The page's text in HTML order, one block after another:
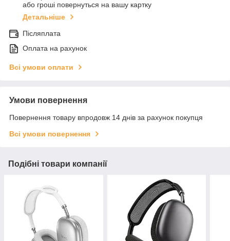
або гроші повернуться на вашу картку
Детальніше
Післяплата
Оплата на рахунок
Всі умови оплати
Умови повернення
Повернення товару впродовж 14 днів за рахунок покупця
Всі умови повернення
Подібні товари компанії